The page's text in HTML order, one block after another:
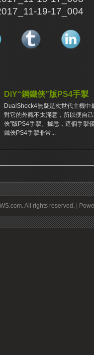
DiY“鋼鐵俠”版PS4手掣
DualShock4無疑是次世代主機中
對它的外觀不太滿意，所以便自
俠”版PS4手掣。據悉，這個手掣
鐵俠PS4手掣非常...
All rights reserved. |